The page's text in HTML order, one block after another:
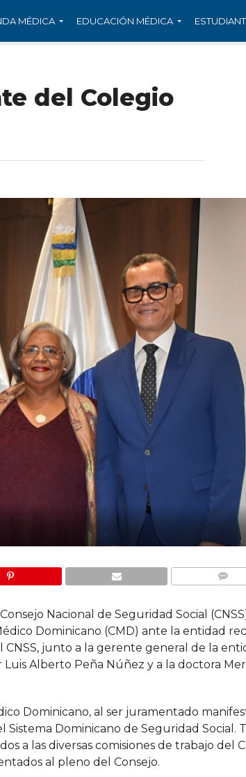
MÉDICA EDUCACIÓN MÉDICA
del Colegio
Nacional de Seguridad Social
Dominicano (CMD) ante la entidad
junto a la gerente general de la
Alberto Peña Núñez y a la doctora
Dominicano, al ser juramentado
Dominicano de Seguridad Social.
a las diversas comisiones de trabajo del
al pleno del Consejo.